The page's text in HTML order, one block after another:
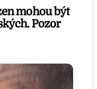
mohou být
Pozor